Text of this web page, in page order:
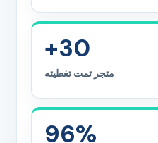
30+
متجر تمت تغطيته
96%